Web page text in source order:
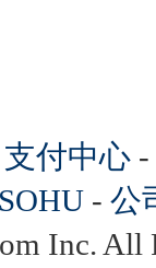
支付中心 -
- 公
Inc.